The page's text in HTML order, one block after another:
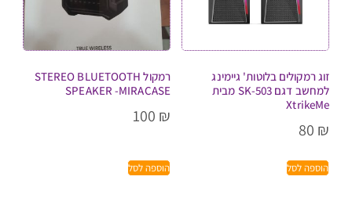
זוג רמקולים בלוטות' גיימינג
למחשב דגם SK-503 מבית
XtrikeMe
80 ₪
הוספה לסל
רמקול STEREO BLUETOOTH
SPEAKER -MIRACASE
100 ₪
הוספה לסל